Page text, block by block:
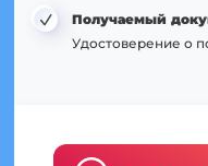
Получаемый
Удостоверение о